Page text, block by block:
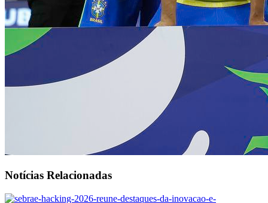
Notícias Relacionadas